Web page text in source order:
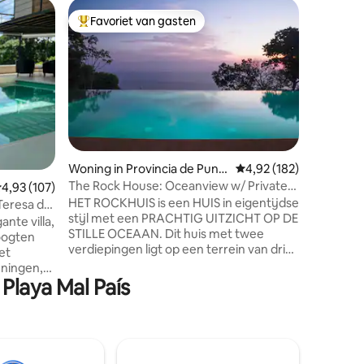
beoordeling van 4,93 op 5, 107 recensies
4,93 (107)
de
villa,
Topfavoriet van gasten
Favoriet van gasten
Woning in Provincia de Punt
arenas
Gemiddelde
4,92 (182)
The Rock House: Oceanview w/ Private
Infinity Pool
HET ROCKHUIS is een HUIS in eigentijdse
stijl met een PRACHTIG UITZICHT OP DE
STILLE OCEAAN. Dit huis met twee
verdiepingen ligt op een terrein van drie
de jungle en biedt een zeer PRIVÉ en
RUSTIGE achtergrond voor je tropische
Mal País